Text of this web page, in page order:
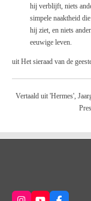
hij verblijft, niets
simpele naaktheid
hij ziet, en niets
eeuwige leven.
uit Het sieraad van de
Vertaald uit 'Hermes',